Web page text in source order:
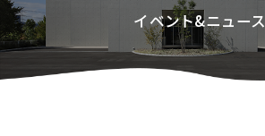
イベント&ニュース